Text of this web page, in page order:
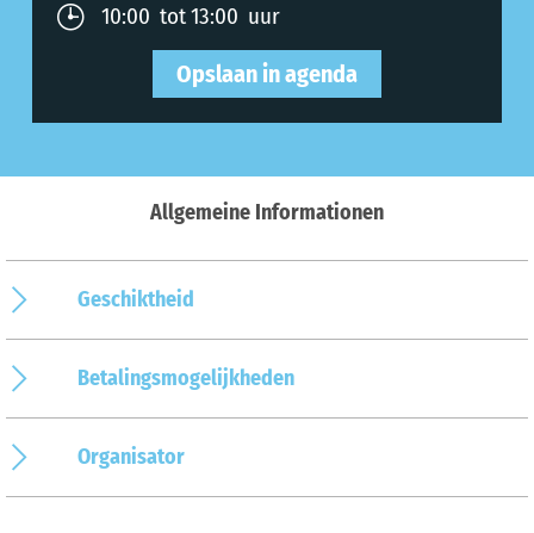
10:00 tot 13:00 uur
Opslaan in agenda
Allgemeine Informationen
Geschiktheid
Betalingsmogelijkheden
Organisator